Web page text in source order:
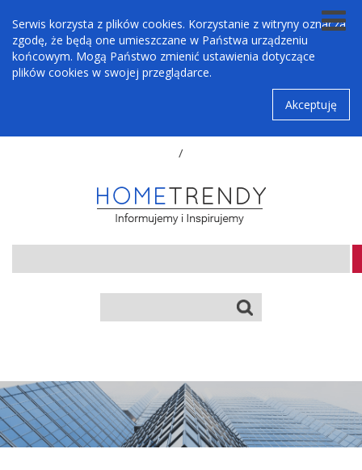
Serwis korzysta z plików cookies. Korzystanie z witryny oznacza
zgodę, że będą one umieszczane w Państwa urządzeniu
końcowym. Mogą Państwo zmienić ustawienia dotyczące
plików cookies w swojej przeglądarce.
Akceptuję
/